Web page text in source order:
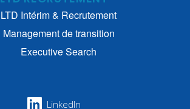
LTD Intérim & Recrutement
Management de transition
Executive Search
LinkedIn